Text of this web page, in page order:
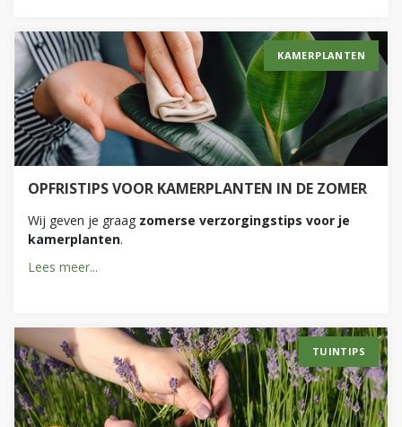
OPFRISTIPS VOOR KAMERPLANTEN IN DE ZOMER
Wij geven je graag zomerse verzorgingstips voor je
kamerplanten.
Lees meer...
KAMERPLANTEN
TUINTIPS